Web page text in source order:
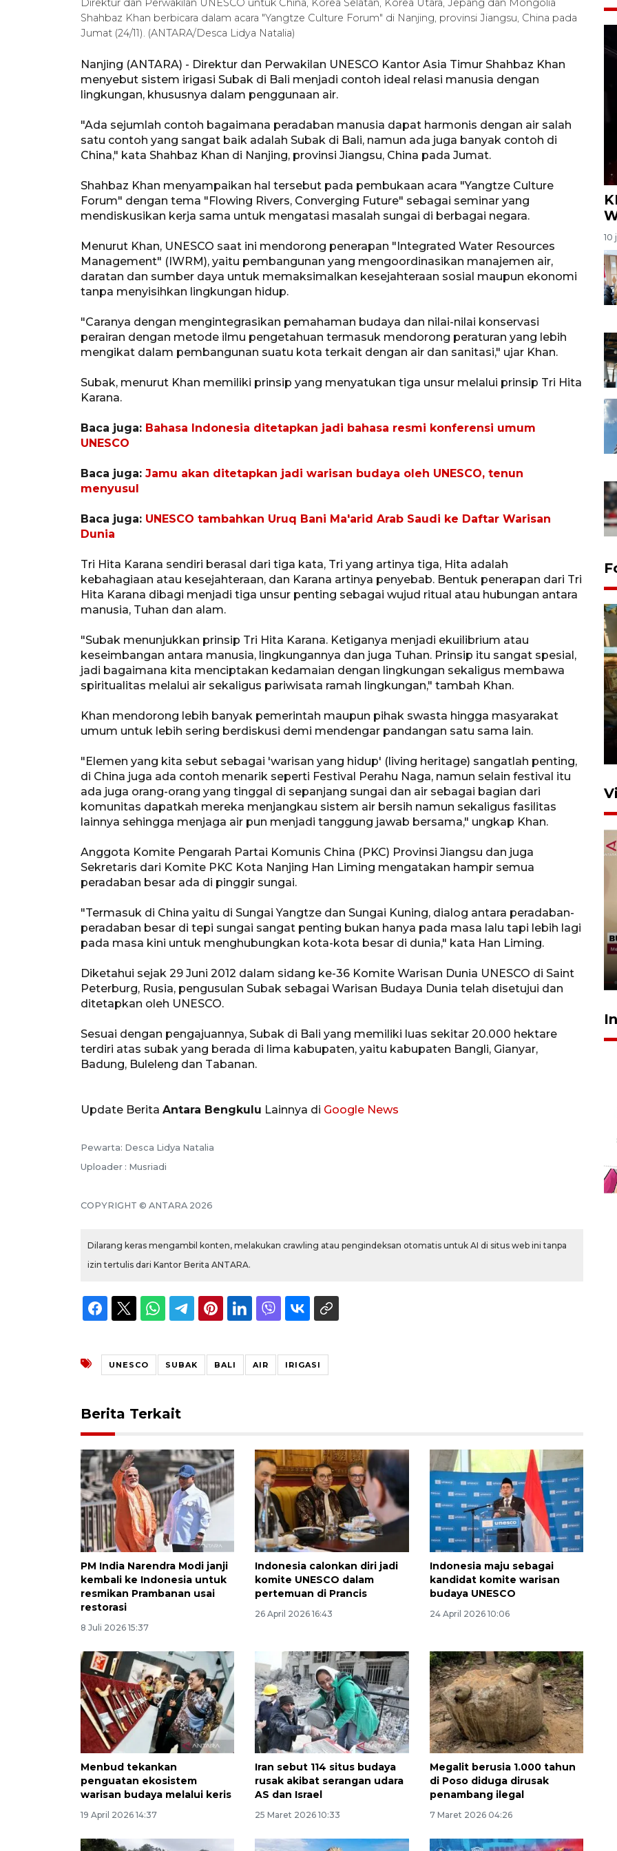
Direktur dan Perwakilan UNESCO untuk China, Korea Selatan, Korea Utara, Jepang dan Mongolia
Shahbaz Khan berbicara dalam acara "Yangtze Culture Forum" di Nanjing, provinsi Jiangsu, China pada
Jumat (24/11). (ANTARA/Desca Lidya Natalia)
Nanjing (ANTARA) - Direktur dan Perwakilan UNESCO Kantor Asia Timur Shahbaz Khan
menyebut sistem irigasi Subak di Bali menjadi contoh ideal relasi manusia dengan
lingkungan, khususnya dalam penggunaan air.
"Ada sejumlah contoh bagaimana peradaban manusia dapat harmonis dengan air salah
satu contoh yang sangat baik adalah Subak di Bali, namun ada juga banyak contoh di
China," kata Shahbaz Khan di Nanjing, provinsi Jiangsu, China pada Jumat.
Shahbaz Khan menyampaikan hal tersebut pada pembukaan acara "Yangtze Culture
Forum" dengan tema "Flowing Rivers, Converging Future" sebagai seminar yang
mendiskusikan kerja sama untuk mengatasi masalah sungai di berbagai negara.
Menurut Khan, UNESCO saat ini mendorong penerapan "Integrated Water Resources
Management" (IWRM), yaitu pembangunan yang mengoordinasikan manajemen air,
daratan dan sumber daya untuk memaksimalkan kesejahteraan sosial maupun ekonomi
tanpa menyisihkan lingkungan hidup.
"Caranya dengan mengintegrasikan pemahaman budaya dan nilai-nilai konservasi
perairan dengan metode ilmu pengetahuan termasuk mendorong peraturan yang lebih
mengikat dalam pembangunan suatu kota terkait dengan air dan sanitasi," ujar Khan.
Subak, menurut Khan memiliki prinsip yang menyatukan tiga unsur melalui prinsip Tri Hita
Karana.
Baca juga: Bahasa Indonesia ditetapkan jadi bahasa resmi konferensi umum
UNESCO
Baca juga: Jamu akan ditetapkan jadi warisan budaya oleh UNESCO, tenun
menyusul
Baca juga: UNESCO tambahkan Uruq Bani Ma'arid Arab Saudi ke Daftar Warisan
Dunia
Tri Hita Karana sendiri berasal dari tiga kata, Tri yang artinya tiga, Hita adalah
kebahagiaan atau kesejahteraan, dan Karana artinya penyebab. Bentuk penerapan dari Tri
Hita Karana dibagi menjadi tiga unsur penting sebagai wujud ritual atau hubungan antara
manusia, Tuhan dan alam.
"Subak menunjukkan prinsip Tri Hita Karana. Ketiganya menjadi ekuilibrium atau
keseimbangan antara manusia, lingkungannya dan juga Tuhan. Prinsip itu sangat spesial,
jadi bagaimana kita menciptakan kedamaian dengan lingkungan sekaligus membawa
spiritualitas melalui air sekaligus pariwisata ramah lingkungan," tambah Khan.
Khan mendorong lebih banyak pemerintah maupun pihak swasta hingga masyarakat
umum untuk lebih sering berdiskusi demi mendengar pandangan satu sama lain.
"Elemen yang kita sebut sebagai 'warisan yang hidup' (living heritage) sangatlah penting,
di China juga ada contoh menarik seperti Festival Perahu Naga, namun selain festival itu
ada juga orang-orang yang tinggal di sepanjang sungai dan air sebagai bagian dari
komunitas dapatkah mereka menjangkau sistem air bersih namun sekaligus fasilitas
lainnya sehingga menjaga air pun menjadi tanggung jawab bersama," ungkap Khan.
Anggota Komite Pengarah Partai Komunis China (PKC) Provinsi Jiangsu dan juga
Sekretaris dari Komite PKC Kota Nanjing Han Liming mengatakan hampir semua
peradaban besar ada di pinggir sungai.
"Termasuk di China yaitu di Sungai Yangtze dan Sungai Kuning, dialog antara peradaban-
peradaban besar di tepi sungai sangat penting bukan hanya pada masa lalu tapi lebih lagi
pada masa kini untuk menghubungkan kota-kota besar di dunia," kata Han Liming.
Diketahui sejak 29 Juni 2012 dalam sidang ke-36 Komite Warisan Dunia UNESCO di Saint
Peterburg, Rusia, pengusulan Subak sebagai Warisan Budaya Dunia telah disetujui dan
ditetapkan oleh UNESCO.
Sesuai dengan pengajuannya, Subak di Bali yang memiliki luas sekitar 20.000 hektare
terdiri atas subak yang berada di lima kabupaten, yaitu kabupaten Bangli, Gianyar,
Badung, Buleleng dan Tabanan.
Update Berita Antara Bengkulu Lainnya di Google News
Pewarta: Desca Lidya Natalia
Uploader : Musriadi
COPYRIGHT © ANTARA 2026
Dilarang keras mengambil konten, melakukan crawling atau pengindeksan otomatis untuk AI di situs web ini tanpa
izin tertulis dari Kantor Berita ANTARA.
UNESCO SUBAK BALI AIR IRIGASI
Berita Terkait
PM India Narendra Modi janji
kembali ke Indonesia untuk
resmikan Prambanan usai
restorasi
8 Juli 2026 15:37
Indonesia calonkan diri jadi
komite UNESCO dalam
pertemuan di Prancis
26 April 2026 16:43
Indonesia maju sebagai
kandidat komite warisan
budaya UNESCO
24 April 2026 10:06
Menbud tekankan
penguatan ekosistem
warisan budaya melalui keris
19 April 2026 14:37
Iran sebut 114 situs budaya
rusak akibat serangan udara
AS dan Israel
25 Maret 2026 10:33
Megalit berusia 1.000 tahun
di Poso diduga dirusak
penambang ilegal
7 Maret 2026 04:26
10
Foto: Lokasi ledakan bom
rakitan di Padang
KPK nyatakan analisis laporan
penolakan gratifikasi Menhut
rampung - VIDEO
17 Juli 2026 13:24
Indonesia
2026-08-05 15:00:00